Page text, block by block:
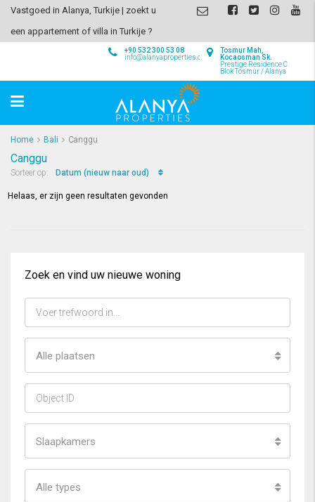
Vastgoed in Alanya, Turkije | zoekt u
een appartement of villa in Turkije ?
Tosmur Mah,
Kocaosman Sk.
Prestige Residence C
Blok Tosmur / Alanya
+90 532 300 53 08
info@alanyaproperties.com
Home Bali Canggu
Canggu
Sorteer op: Datum (nieuw naar oud)
Helaas, er zijn geen resultaten gevonden
Zoek en vind uw nieuwe woning
Alle plaatsen
Slaapkamers
Alle types